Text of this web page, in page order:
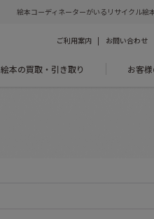
絵本コーディネーターがいるリサイクル絵
ご利用案内 お問い合わせ
絵本の買取・引き取り お客